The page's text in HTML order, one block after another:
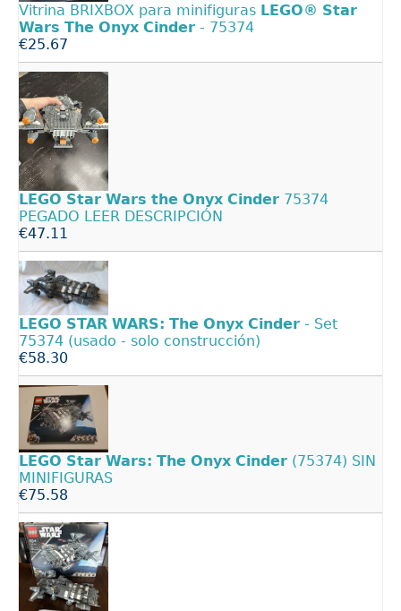
Vitrina BRIXBOX para minifiguras LEGO® Star
Wars The Onyx Cinder - 75374
€25.67
LEGO Star Wars the Onyx Cinder 75374
PEGADO LEER DESCRIPCIÓN
€47.11
LEGO STAR WARS: The Onyx Cinder - Set
75374 (usado - solo construcción)
€58.30
LEGO Star Wars: The Onyx Cinder (75374) SIN
MINIFIGURAS
€75.58